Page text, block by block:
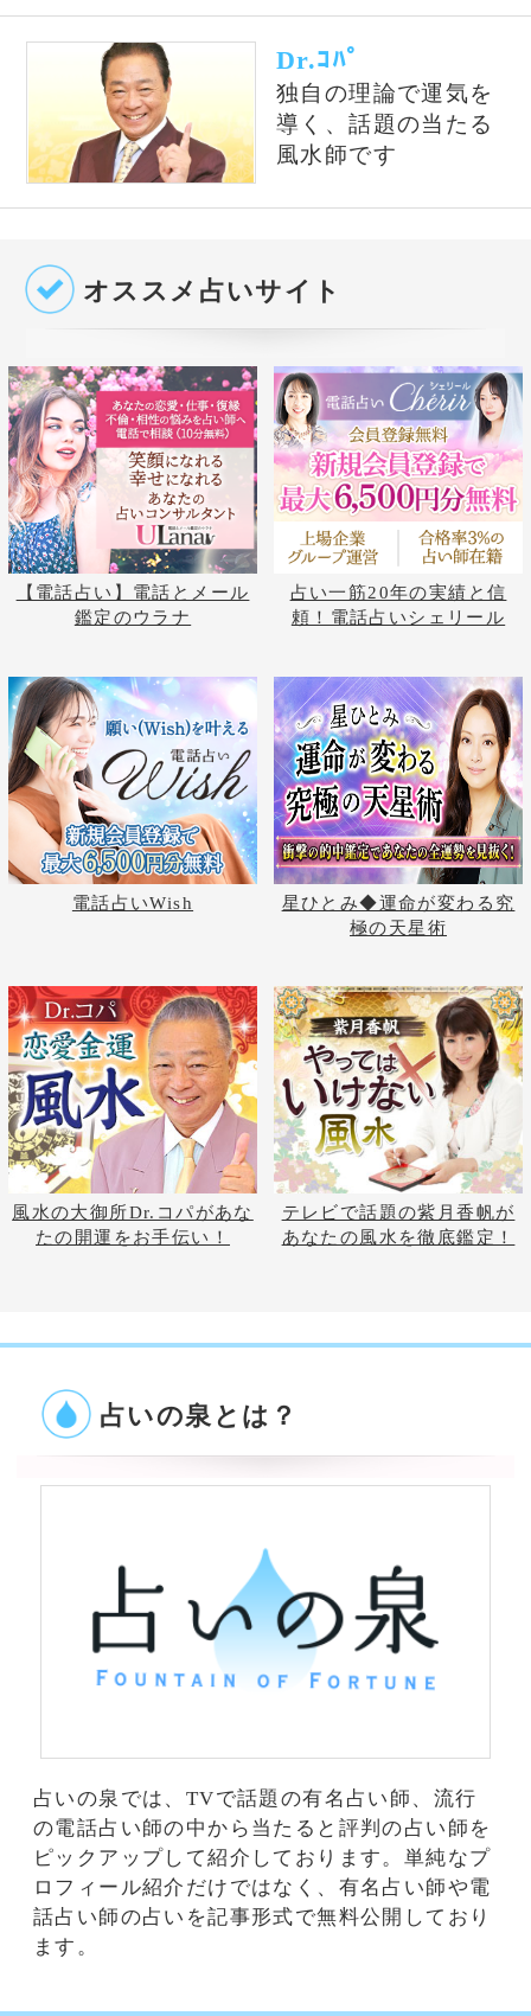
の電話占い師の中から当たると評判の占い師を
話占い師の占いを記事形式で無料公開しており
ます。
占いの泉トップへ
占いの泉TOP サイトマップ お問い合わせ
運営会社 プライバシーポリシ 利用規約
よくある質問
©株式会社コンコース